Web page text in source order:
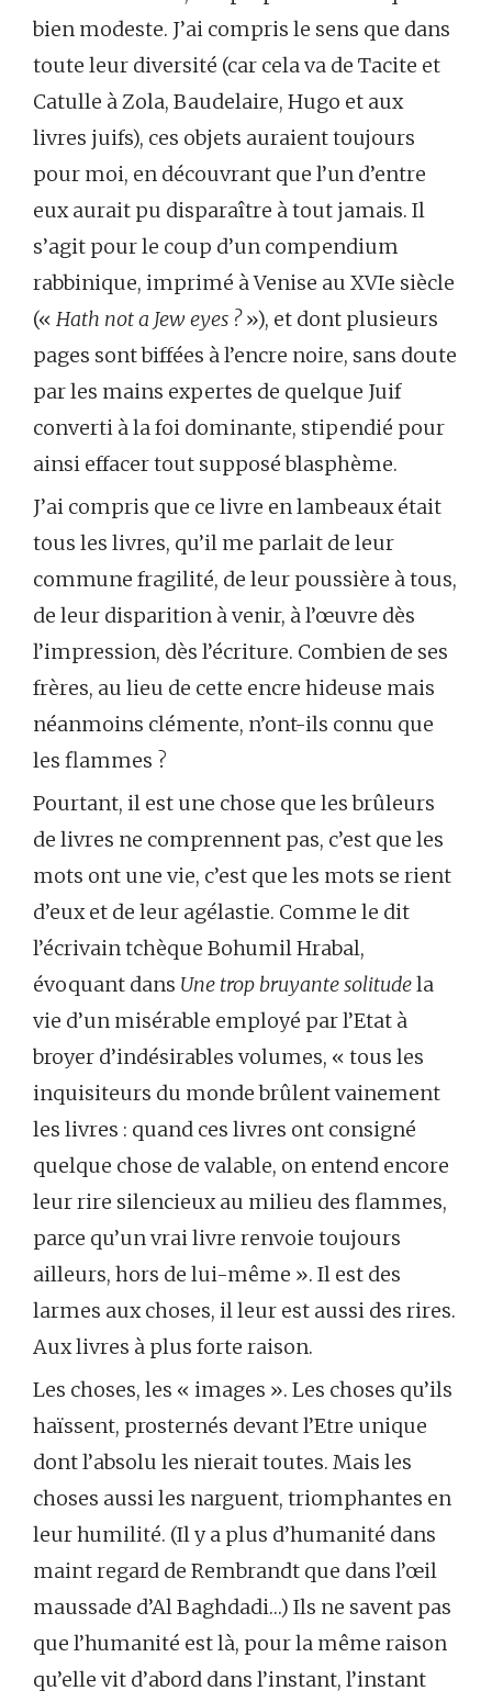
bien modeste. J’ai compris le sens que dans
toute leur diversité (car cela va de Tacite et
Catulle à Zola, Baudelaire, Hugo et aux
livres juifs), ces objets auraient toujours
pour moi, en découvrant que l’un d’entre
eux aurait pu disparaître à tout jamais. Il
s’agit pour le coup d’un compendium
rabbinique, imprimé à Venise au XVIe siècle
(« Hath not a Jew eyes ?»), et dont plusieurs
pages sont biffées à l’encre noire, sans doute
par les mains expertes de quelque Juif
converti à la foi dominante, stipendié pour
ainsi effacer tout supposé blasphème.
J’ai compris que ce livre en lambeaux était
tous les livres, qu’il me parlait de leur
commune fragilité, de leur poussière à tous,
de leur disparition à venir, à l’œuvre dès
l’impression, dès l’écriture. Combien de ses
frères, au lieu de cette encre hideuse mais
néanmoins clémente, n’ont-ils connu que
les flammes ?
Pourtant, il est une chose que les brûleurs
de livres ne comprennent pas, c’est que les
mots ont une vie, c’est que les mots se rient
d’eux et de leur agélastie. Comme le dit
l’écrivain tchèque Bohumil Hrabal,
évoquant dans Une trop bruyante solitudela
vie d’un misérable employé par l’Etat à
broyer d’indésirables volumes, « tous les
inquisiteurs du monde brûlent vainement
les livres : quand ces livres ont consigné
quelque chose de valable, on entend encore
leur rire silencieux au milieu des flammes,
parce qu’un vrai livre renvoie toujours
ailleurs, hors de lui-même ». Il est des
larmes aux choses, il leur est aussi des rires.
Aux livres à plus forte raison.
Les choses, les « images ». Les choses qu’ils
haïssent, prosternés devant l’Etre unique
dont l’absolu les nierait toutes. Mais les
choses aussi les narguent, triomphantes en
leur humilité. (Il y a plus d’humanité dans
maint regard de Rembrandt que dans l’œil
maussade d’Al Baghdadi…) Ils ne savent pas
que l’humanité est là, pour la même raison
qu’elle vit d’abord dans l’instant, l’instant